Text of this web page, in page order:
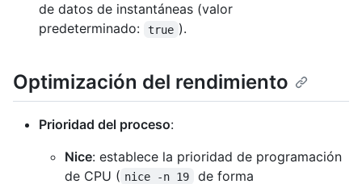
de datos de instantáneas (valor
predeterminado:
true ).
Optimización del rendimiento
Prioridad del proceso:
Nice: establece la prioridad de programación
de CPU ( nice -n 19
de forma